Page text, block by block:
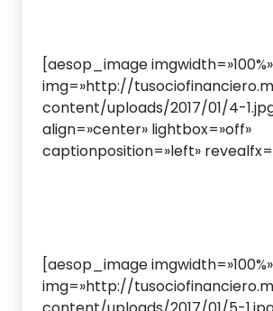
[aesop_image imgwidth=»100%»
img=»http://
content/uploads/2017/01/4-
align=»center» lightbox=»off»
captionposition=»left»
[aesop_image imgwidth=»100%»
img=»http://